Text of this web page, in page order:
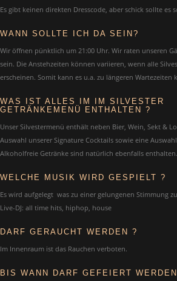
Es gibt keinen direkten Dresscode, aber schick sollte es
WANN SOLLTE ICH DA SEIN?
Wir öffnen pünktlich um 21:00 Uhr. Wir raten unseren
sein. Die Anstehzeiten können variieren, wenn alle
erscheinen. Somit kann es u.a. zu längeren Wartezeiten
WAS IST ALLES IM IM SILVESTER
GETRÄNKEMENÜ ENTHALTEN ?
Unser Silvestermenü enthält neben Bier, Wein, Sekt &
Auswahl unserer Signature Cocktails sowie eine
Alkoholfreie Getränke sind natürlich ebenfalls enthalten.
WELCHE MUSIK WIRD GESPIELT ?
Es wird aufgelegt was zu einer gelungenen Stimmung
Live-DJ: all time hits, hiphop, house
DARF GERAUCHT WERDEN ?
Im Innenraum ist das Rauchen verboten.
BIS WANN DARF GEFEIERT